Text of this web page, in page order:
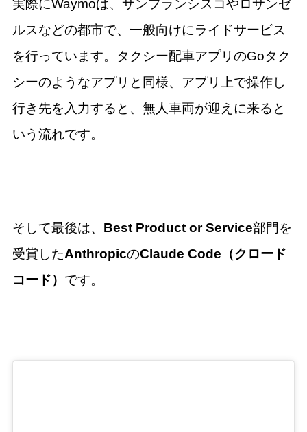
実際にWaymoは、サンフランシスコやロサンゼ
ルスなどの都市で、一般向けにライドサービス
を行っています。タクシー配車アプリのGoタク
シーのようなアプリと同様、アプリ上で操作し
行き先を入力すると、無人車両が迎えに来ると
いう流れです。
そして最後は、 Best Product or Service部門を
受賞したAnthropicのClaude Code（クロード
コード） です。